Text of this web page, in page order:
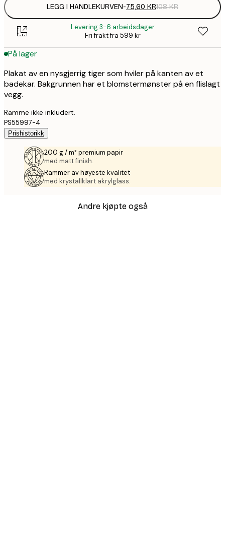
LEGG I HANDLEKURVEN-75,60 KR108 KR
Levering 3-6 arbeidsdager
Fri frakt fra 599 kr
På lager
Plakat av en nysgjerrig tiger som hviler på kanten av et
badekar. Bakgrunnen har et blomstermønster på en flislagt
vegg.
Ramme ikke inkludert.
PS55997-4
Prishistorikk
200 g / m² premium papir
med matt finish.
Rammer av høyeste kvalitet
med krystallklart akrylglass.
Andre kjøpte også